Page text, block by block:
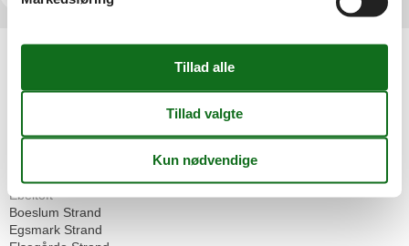
Artikeltyper
Sommerhus
Alle
Djursland
Ebeltoft
Boeslum Strand
Egsmark Strand